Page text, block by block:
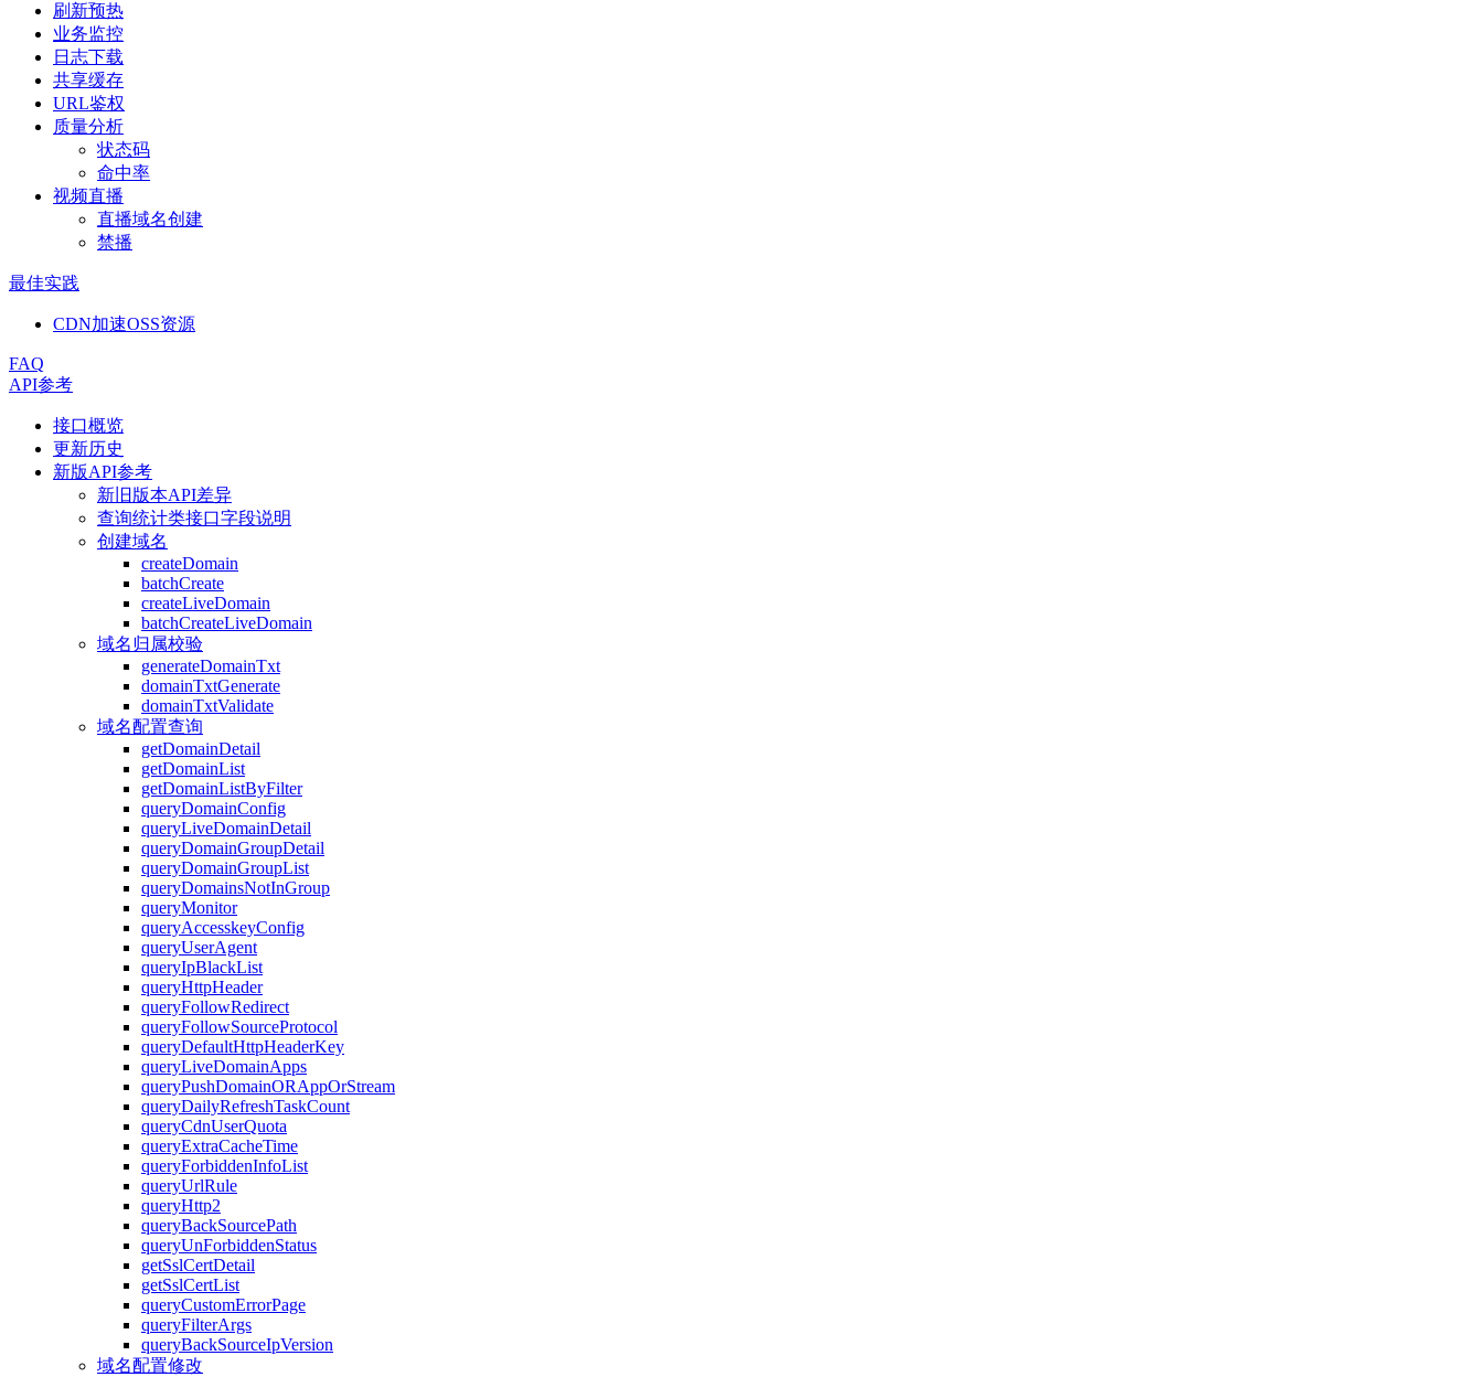
刷新预热
业务监控
日志下载
共享缓存
URL鉴权
质量分析
状态码
命中率
视频直播
直播域名创建
禁播
最佳实践
CDN加速OSS资源
FAQ
API参考
接口概览
更新历史
新版API参考
新旧版本API差异
查询统计类接口字段说明
创建域名
createDomain
batchCreate
createLiveDomain
batchCreateLiveDomain
域名归属校验
generateDomainTxt
domainTxtGenerate
domainTxtValidate
域名配置查询
getDomainDetail
getDomainList
getDomainListByFilter
queryDomainConfig
queryLiveDomainDetail
queryDomainGroupDetail
queryDomainGroupList
queryDomainsNotInGroup
queryMonitor
queryAccesskeyConfig
queryUserAgent
queryIpBlackList
queryHttpHeader
queryFollowRedirect
queryFollowSourceProtocol
queryDefaultHttpHeaderKey
queryLiveDomainApps
queryPushDomainORAppOrStream
queryDailyRefreshTaskCount
queryCdnUserQuota
queryExtraCacheTime
queryForbiddenInfoList
queryUrlRule
queryHttp2
queryBackSourcePath
queryUnForbiddenStatus
getSslCertDetail
getSslCertList
queryCustomErrorPage
queryFilterArgs
queryBackSourceIpVersion
域名配置修改